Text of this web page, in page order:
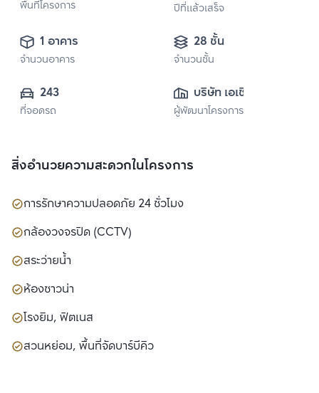
พื้นที่โครงการ ปีที่แล้วเสร็จ
1 อาคาร
จำนวนอาคาร
28 ชั้น
จำนวนชั้น
243
ที่จอดรถ
บริษัท เอเชี่ยน
พร็อพเพอร์ตี้ จำกัด
ผู้พัฒนาโครงการ
สิ่งอำนวยความสะดวกในโครงการ
การรักษาความปลอดภัย 24 ชั่วโมง
กล้องวงจรปิด (CCTV)
สระว่ายน้ำ
ห้องซาวน่า
โรงยิม, ฟิตเนส
สวนหย่อม, พื้นที่จัดบาร์บีคิว